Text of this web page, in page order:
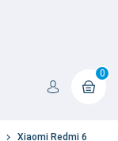
0
Xiaomi Redmi 6